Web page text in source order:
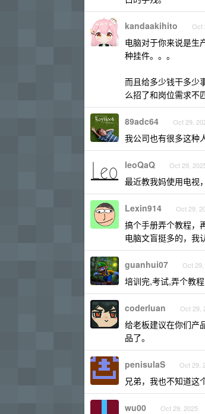
kandaakihito Oct
电脑对于你来说是生
种挂件。。。
而且给多少钱干多少
么招了和岗位需求不
89adc64 Oct 29,
我公司也有很多这种
leoQaQ Oct 29,
最近教我妈使用电视
Lexin914 Oct 29,
搞个手册弄个教程，
电脑文盲挺多的，我
guanhui07 Oct
培训完,考试,弄个教
coderluan Oct 29,
给老板建议在你们产
品了。
penisulaS Oct 29,
兄弟，我也不知道这
wu00 Oct 29, 2025